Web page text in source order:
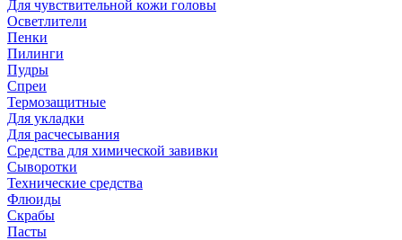
Для чувствительной кожи головы
Осветлители
Пенки
Пилинги
Пудры
Спреи
Термозащитные
Для укладки
Для расчесывания
Средства для химической завивки
Сыворотки
Технические средства
Флюиды
Скрабы
Пасты